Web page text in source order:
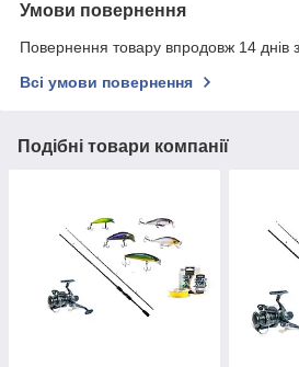
Умови повернення
Повернення товару впродовж 14 днів
Всі умови повернення
Подібні товари компанії